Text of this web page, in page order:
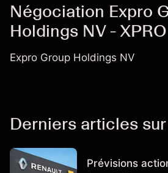
Négociation Expro
Holdings NV - XPRO
Expro Group Holdings NV
Derniers articles
Prévisions